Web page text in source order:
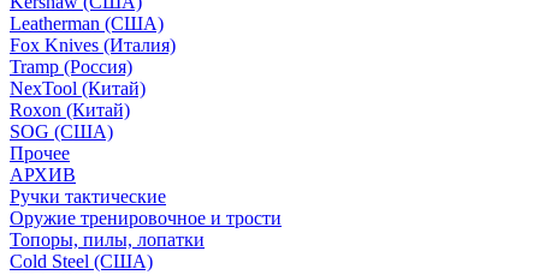
Leatherman (США)
Fox Knives (Италия)
Tramp (Россия)
NexTool (Китай)
Roxon (Китай)
SOG (США)
Прочее
АРХИВ
Ручки тактические
Оружие тренировочное и трости
Топоры, пилы, лопатки
Cold Steel (США)